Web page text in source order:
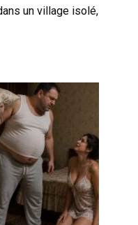
un village isolé,